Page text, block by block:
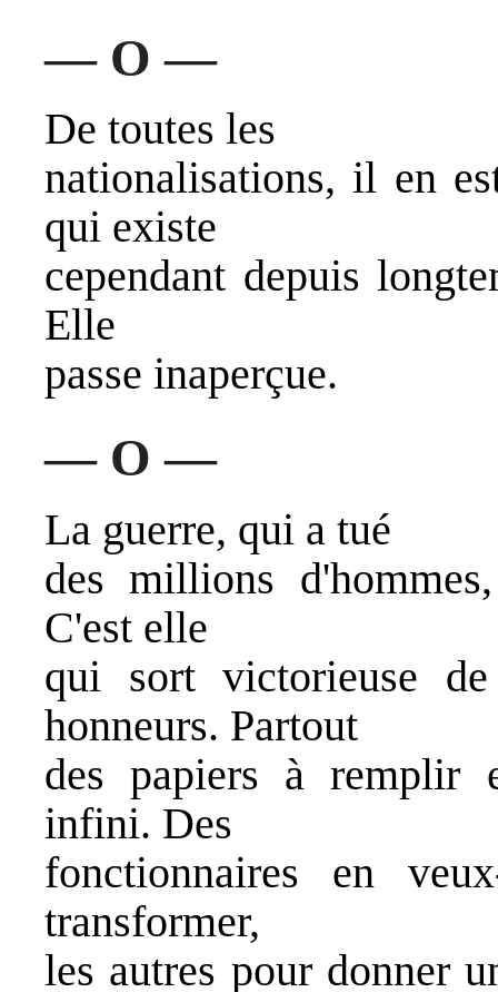
— O —
De toutes les
nationalisations, il en
qui existe
cependant depuis
Elle
passe inaperçue.
— O —
La guerre, qui a tué
des millions
C'est elle
qui sort victorieuse
honneurs. Partout
des papiers à remplir
infini. Des
fonctionnaires en
transformer,
les autres pour donner